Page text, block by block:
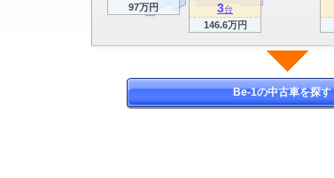
97万円 3台
146.6万円
Be-1の中古車を探す